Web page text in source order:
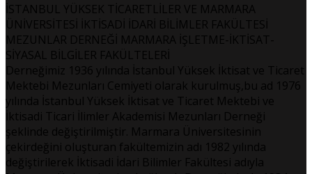
İSTANBUL YÜKSEK TİCARETLİLER VE MARMARA
ÜNİVERSİTESİ İKTİSADİ İDARİ BİLİMLER FAKÜLTESİ
MEZUNLAR DERNEĞİ MARMARA İŞLETME-İKTİSAT-
SİYASAL BİLGİLER FAKÜLTELERİ
Derneğimiz 1936 yılında İstanbul Yüksek İktisat ve Ticaret
Mektebi Mezunları Cemiyeti olarak kurulmuş,bu ad 1976
yılında İstanbul Yüksek İktisat ve Ticaret Mektebi ve
İktisadi Ticari İlimler Akademisi Mezunları Derneği
şeklinde değiştirilmiştir. Marmara Üniversitesinin
çekirdeğini oluşturan fakültemizin adı 1982 yılında
değiştirilerek İktisadi İdari Bilimler Fakültesi adıyla